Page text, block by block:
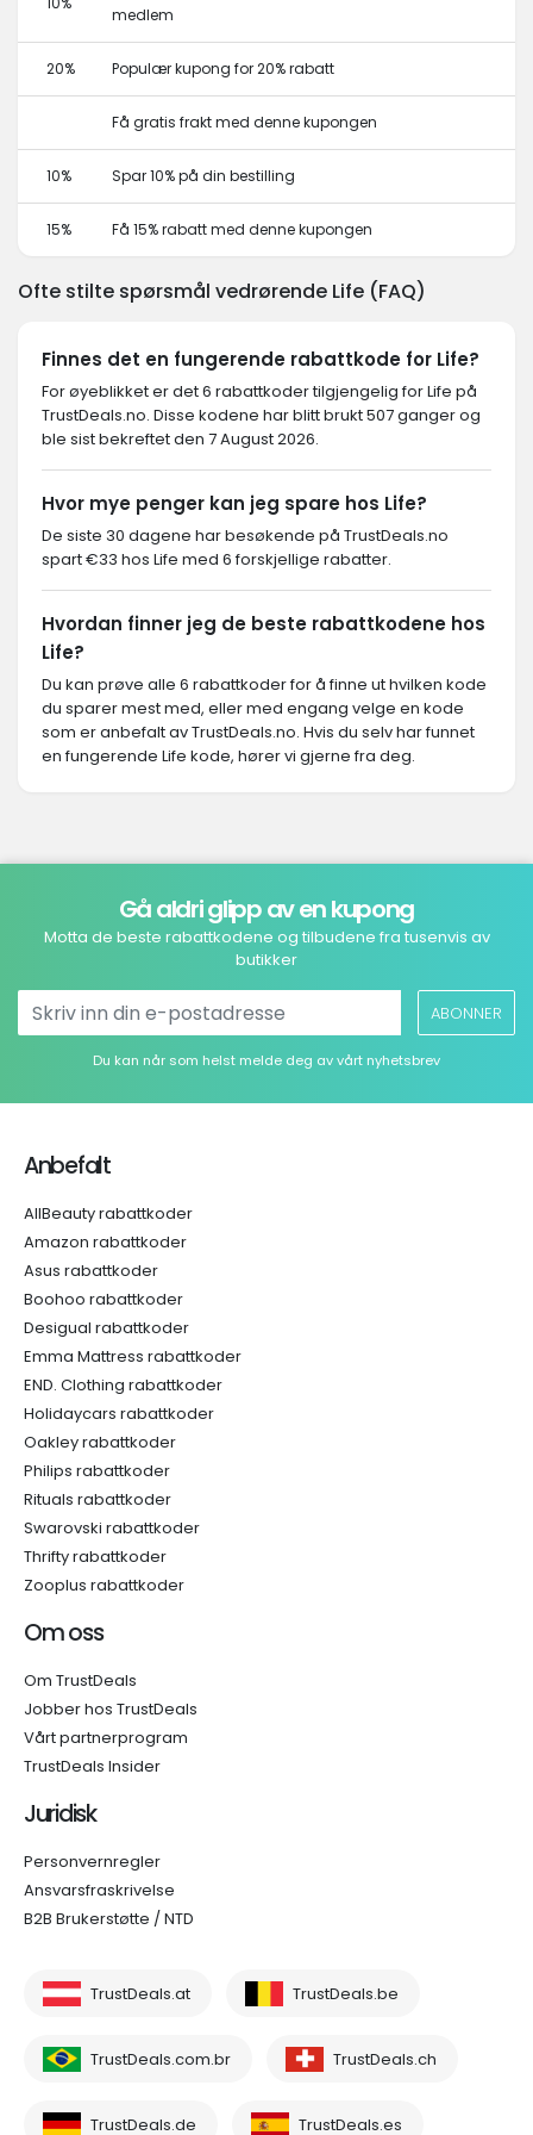
medlem
20% Populær kupong for 20% rabatt
Få gratis frakt med denne kupongen
10% Spar 10% på din bestilling
15% Få 15% rabatt med denne kupongen
Ofte stilte spørsmål vedrørende Life (FAQ)
Finnes det en fungerende rabattkode for Life?
For øyeblikket er det 6 rabattkoder tilgjengelig for Life på
TrustDeals.no. Disse kodene har blitt brukt 507 ganger og
ble sist bekreftet den 7 August 2026.
Hvor mye penger kan jeg spare hos Life?
De siste 30 dagene har besøkende på TrustDeals.no
spart €33 hos Life med 6 forskjellige rabatter.
Hvordan finner jeg de beste rabattkodene hos
Life?
Du kan prøve alle 6 rabattkoder for å finne ut hvilken kode
du sparer mest med, eller med engang velge en kode
som er anbefalt av TrustDeals.no. Hvis du selv har funnet
en fungerende Life kode, hører vi gjerne fra deg.
Gå aldri glipp av en kupong
Motta de beste rabattkodene og tilbudene fra tusenvis av
butikker
ABONNER
Du kan når som helst melde deg av vårt nyhetsbrev
Anbefalt
AllBeauty rabattkoder
Amazon rabattkoder
Asus rabattkoder
Boohoo rabattkoder
Desigual rabattkoder
Emma Mattress rabattkoder
END. Clothing rabattkoder
Holidaycars rabattkoder
Oakley rabattkoder
Philips rabattkoder
Rituals rabattkoder
Swarovski rabattkoder
Thrifty rabattkoder
Zooplus rabattkoder
Om oss
Om TrustDeals
Jobber hos TrustDeals
Vårt partnerprogram
TrustDeals Insider
Juridisk
Personvernregler
Ansvarsfraskrivelse
B2B Brukerstøtte / NTD
TrustDeals.at TrustDeals.be
TrustDeals.com.br TrustDeals.ch
TrustDeals.de TrustDeals.es